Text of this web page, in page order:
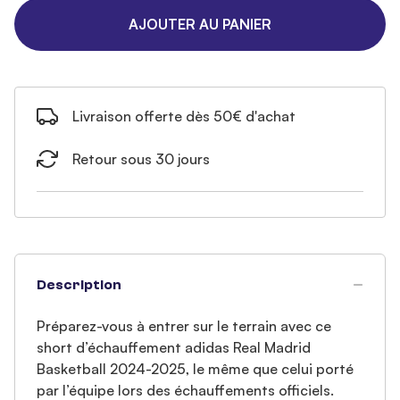
AJOUTER AU PANIER
Livraison offerte dès 50€ d'achat
Retour sous 30 jours
Description
Préparez-vous à entrer sur le terrain avec ce
short d’échauffement adidas Real Madrid
Basketball 2024-2025, le même que celui porté
par l’équipe lors des échauffements officiels.